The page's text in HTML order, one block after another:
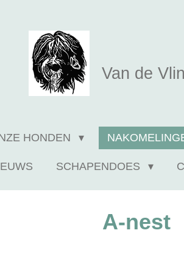
Van de
HONDEN
SCHAPENDOES
A-nest